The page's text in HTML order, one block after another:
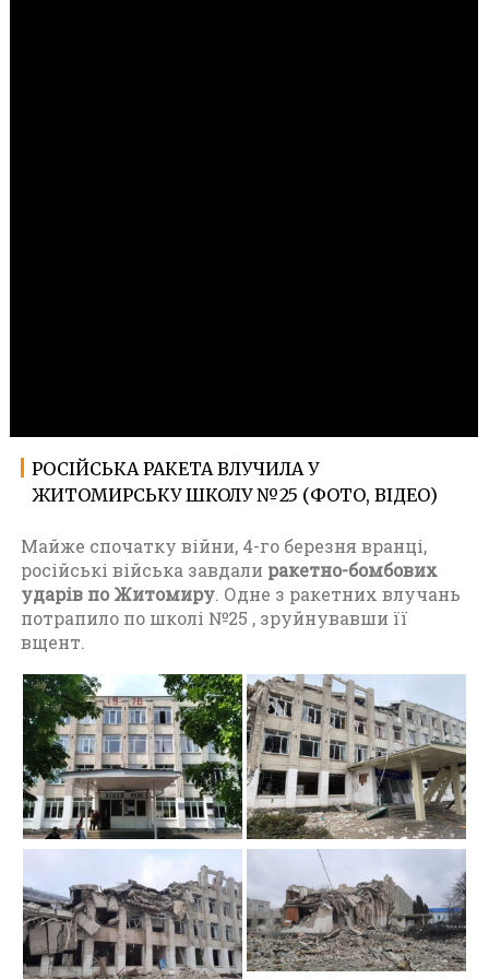
РОСІЙСЬКА РАКЕТА ВЛУЧИЛА У
ЖИТОМИРСЬКУ ШКОЛУ №25 (ФОТО, ВІДЕО)
Майже спочатку війни, 4-го березня вранці,
російські війська завдали ракетно-бомбових
ударів по Житомиру. Одне з ракетних влучань
потрапило по школі №25 , зруйнувавши її
вщент.